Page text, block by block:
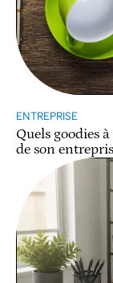
ENTREPRISE
Quels goodies
de son